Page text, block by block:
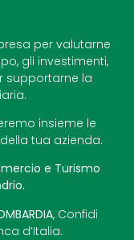
per valutarne
gli investimenti,
supportarne la
insieme le
tua azienda.
e Turismo
, Confidi
d’Italia.